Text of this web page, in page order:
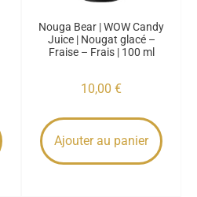
Nouga Bear | WOW Candy
Juice | Nougat glacé –
Fraise – Frais | 100 ml
10,00 €
Ajouter au panier